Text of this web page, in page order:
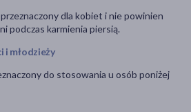
dla kobiet i nie powinien
podczas karmienia piersią.
i młodzieży
do stosowania u osób poniżej